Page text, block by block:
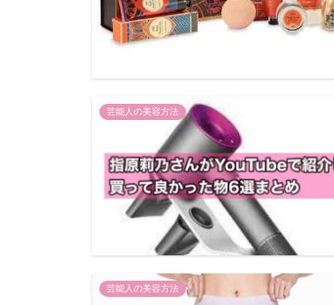
芸能人の美容方法
芸能人の美容方法